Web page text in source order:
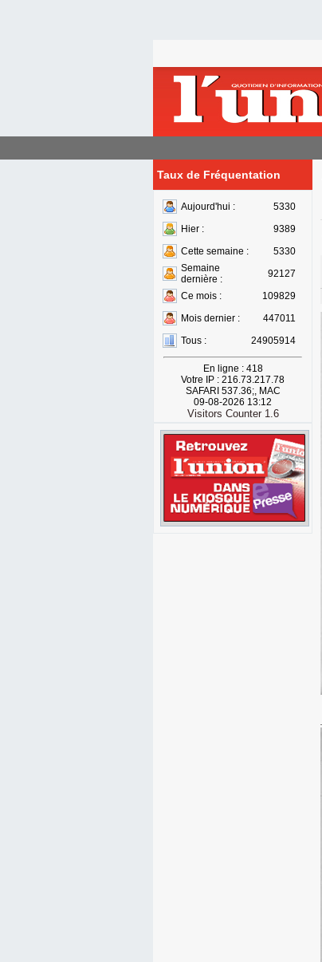
Taux de Fréquentation
Aujourd'hui :
5330
Hier :
9389
Cette semaine :
5330
Semaine
dernière :
92127
Ce mois :
109829
Mois dernier :
447011
Tous :
24905914
En ligne : 418
Votre IP : 216.73.217.78
SAFARI 537.36;, MAC
09-08-2026 13:12
Visitors Counter 1.6